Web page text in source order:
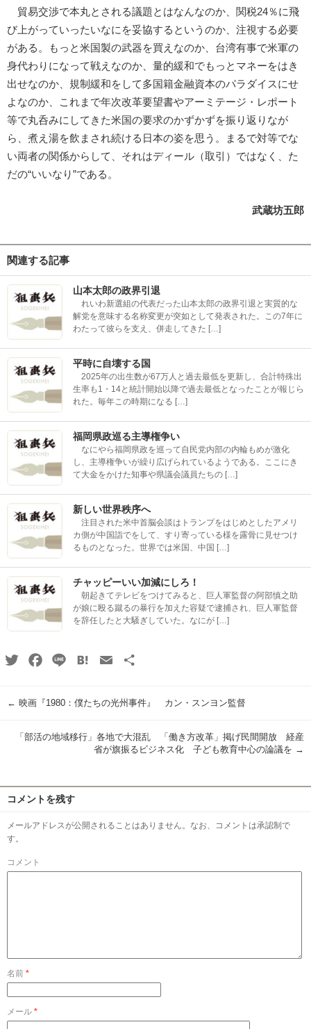
貿易交渉で本丸とされる議題とはなんなのか、関税24％に飛
び上がっていったいなにを妥協するというのか、注視する必要
がある。もっと米国製の武器を買えなのか、台湾有事で米軍の
身代わりになって戦えなのか、量的緩和でもっとマネーをはき
出せなのか、規制緩和をして多国籍金融資本のパラダイスにせ
よなのか、これまで年次改革要望書やアーミテージ・レポート
等で丸呑みにしてきた米国の要求のかずかずを振り返りなが
ら、煮え湯を飲まされ続ける日本の姿を思う。まるで対等でな
い両者の関係からして、それはディール（取引）ではなく、た
だの“いいなり”である。
武蔵坊五郎
関連する記事
山本太郎の政界引退
れいわ新選組の代表だった山本太郎の政界引退と実質的な
解党を意味する名称変更が突如として発表された。この7年に
わたって彼らを支え、併走してきた […]
平時に自壊する国
2025年の出生数が67万人と過去最低を更新し、合計特殊出
生率も1・14と統計開始以降で過去最低となったことが報じら
れた。毎年この時期になる […]
福岡県政巡る主導権争い
なにやら福岡県政を巡って自民党内部の内輪もめが激化
し、主導権争いが繰り広げられているようである。ここにき
て大金をかけた知事や県議会議員たちの […]
新しい世界秩序へ
注目された米中首脳会談はトランプをはじめとしたアメリ
カ側が中国詣でをして、すり寄っている様を露骨に見せつけ
るものとなった。世界では米国、中国 […]
チャッピーいい加減にしろ！
朝起きてテレビをつけてみると、巨人軍監督の阿部慎之助
が娘に殴る蹴るの暴行を加えた容疑で逮捕され、巨人軍監督
を辞任したと大騒ぎしていた。なにが […]
TwitterFacebook
Line HatenaEmail
← 映画『1980：僕たちの光州事件』 カン・スンヨン監督
「部活の地域移行」各地で大混乱 「働き方改革」掲げ民間開放 経産
省が旗振るビジネス化 子ども教育中心の論議を →
コメントを残す
メールアドレスが公開されることはありません。なお、コメントは承認制で
す。
コメント
名前 *
メール *